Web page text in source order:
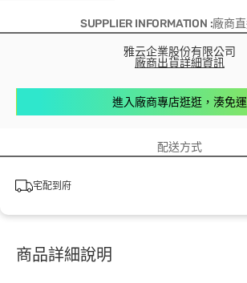
SUPPLIER INFORMATION :廠商
雅云企業股份有限公司
廠商出貨詳細資訊
進入廠商專店逛逛，湊免運
配送方式
宅配到府
商品詳細說明